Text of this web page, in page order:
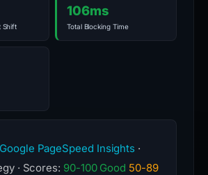
Shift
106ms
Total Blocking Time
Google PageSpeed Insights ·
· Scores: 90-100 Good 50-89